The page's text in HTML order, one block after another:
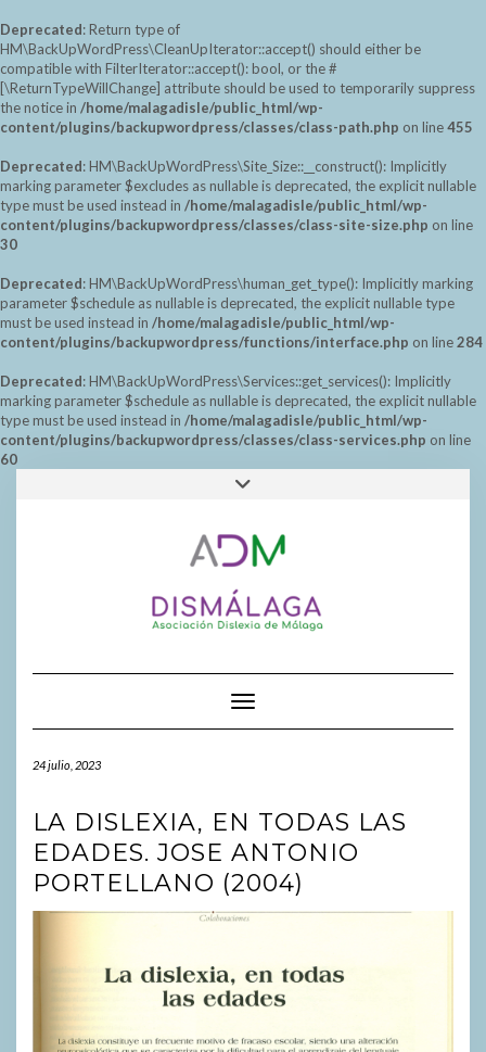
Deprecated: Return type of
HM\BackUpWordPress\CleanUpIterator::accept() should either be
compatible with FilterIterator::accept(): bool, or the #
[\ReturnTypeWillChange] attribute should be used to temporarily suppress
the notice in /home/malagadisle/public_html/wp-
content/plugins/backupwordpress/classes/class-path.php on line455
Deprecated: HM\BackUpWordPress\Site_Size::__construct(): Implicitly
marking parameter $excludes as nullable is deprecated, the explicit nullable
type must be used instead in /home/malagadisle/public_html/wp-
content/plugins/backupwordpress/classes/class-site-size.php on line
30
Deprecated: HM\BackUpWordPress\human_get_type(): Implicitly marking
parameter $schedule as nullable is deprecated, the explicit nullable type
must be used instead in /home/malagadisle/public_html/wp-
content/plugins/backupwordpress/functions/interface.php on line284
Deprecated: HM\BackUpWordPress\Services::get_services(): Implicitly
marking parameter $schedule as nullable is deprecated, the explicit nullable
type must be used instead in /home/malagadisle/public_html/wp-
content/plugins/backupwordpress/classes/class-services.php on line
60
FACEBOOK
Cambiar modo de navegación
24 julio, 2023
LA DISLEXIA, EN TODAS LAS
EDADES. JOSE ANTONIO
PORTELLANO (2004)